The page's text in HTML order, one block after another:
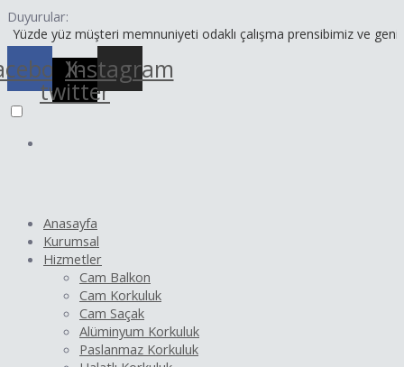
İçeriğe
atla
Duyurular:
müşteri memnuniyeti odaklı çalışma prensibimiz ve geniş ürün
X-
twitter
Instagram
Anasayfa
Kurumsal
Hizmetler
Cam Balkon
Cam Korkuluk
Cam Saçak
Alüminyum Korkuluk
Paslanmaz Korkuluk
Yazı
dolaşımı